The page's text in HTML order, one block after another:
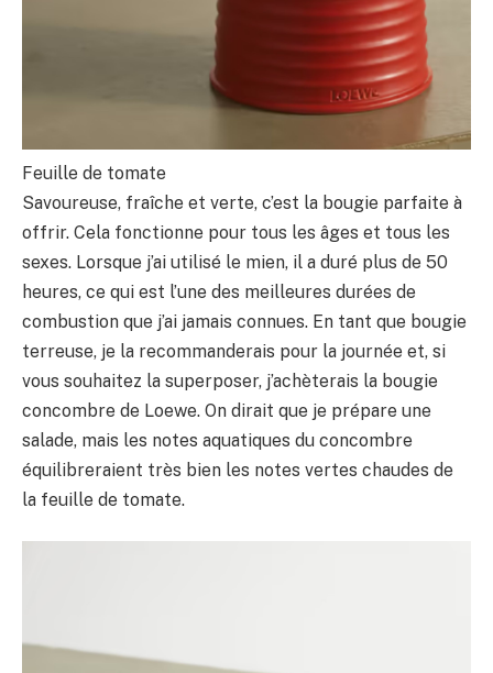
Feuille de tomate
Savoureuse, fraîche et verte, c’est la bougie parfaite à
offrir. Cela fonctionne pour tous les âges et tous les
sexes. Lorsque j’ai utilisé le mien, il a duré plus de 50
heures, ce qui est l’une des meilleures durées de
combustion que j’ai jamais connues. En tant que bougie
terreuse, je la recommanderais pour la journée et, si
vous souhaitez la superposer, j’achèterais la bougie
concombre de Loewe. On dirait que je prépare une
salade, mais les notes aquatiques du concombre
équilibreraient très bien les notes vertes chaudes de
la feuille de tomate.